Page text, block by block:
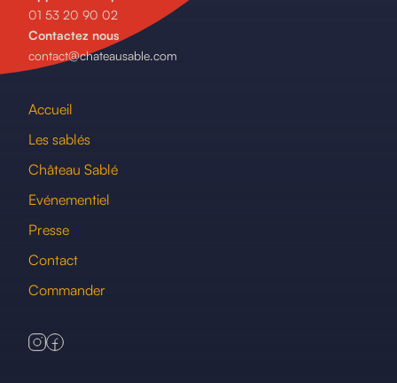
01 53 20 90 02
Contactez nous
contact@chateausable.com
Accueil
Les sablés
Château Sablé
Evénementiel
Presse
Contact
Commander